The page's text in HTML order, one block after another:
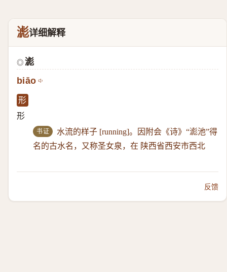
滮详细解释
◎ 滮
biāo
形
形
书证
水流的样子 [running]。因附会《诗》“滮池”得
名的古水名，又称圣女泉，在 陕西省西安市西北
反馈